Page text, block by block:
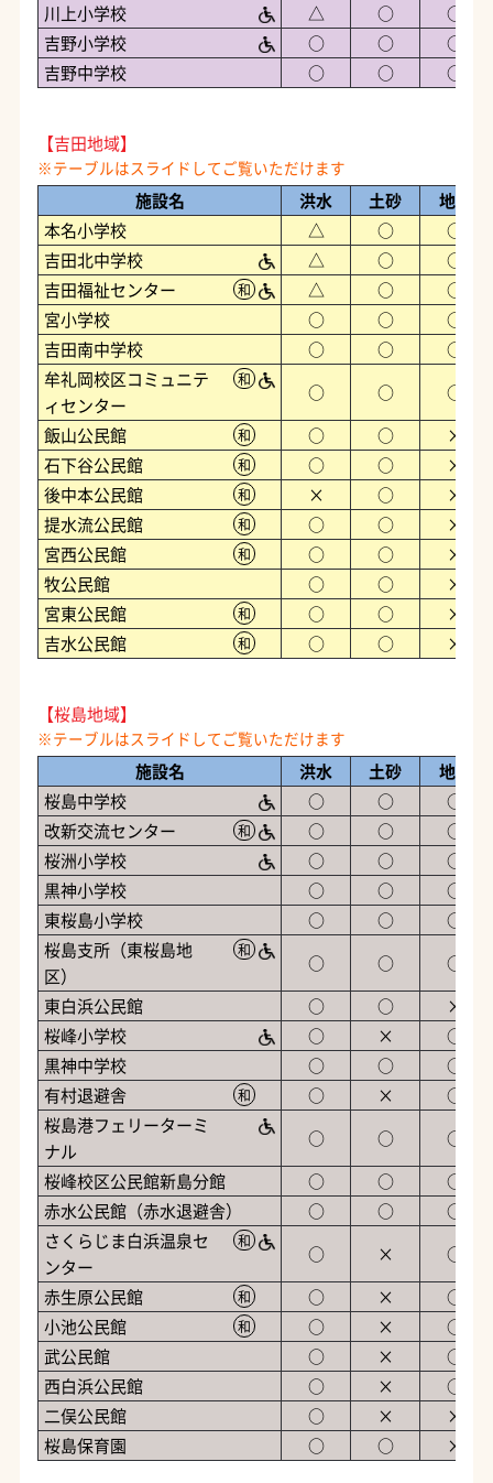
川上小学校
△ ○
○
吉野小学校
○ ○
○
吉野中学校
○ ○ ○
【吉田地域】
施設名 洪水 土砂
地震
本名小学校
△ ○
○
吉田北中学校
△ ○
○
吉田福祉センター
和 △ ○
○
宮小学校
○ ○
○
吉田南中学校
○ ○
○
牟礼岡校区コミュニテ
ィセンター
和
○ ○
○
飯山公民館
和 ○ ○
×
石下谷公民館
和 ○ ○
×
後中本公民館
和 × ○
×
提水流公民館
和 ○ ○
×
宮西公民館
和 ○ ○
×
牧公民館
○ ○
×
宮東公民館
和 ○ ○
×
吉水公民館
和 ○ ○ ×
【桜島地域】
施設名 洪水 土砂
地震
桜島中学校
○ ○
○
改新交流センター
和 ○ ○
○
桜洲小学校
○ ○
○
黒神小学校
○ ○
○
東桜島小学校
○ ○
○
桜島支所（東桜島地
区）
和
○ ○
○
東白浜公民館
○ ○
×
桜峰小学校
○ ×
○
黒神中学校
○ ○
○
有村退避舎
和 ○ ×
○
桜島港フェリーターミ
ナル
○ ○
○
桜峰校区公民館新島分館
○ ○
○
赤水公民館（赤水退避舎）
○ ○
○
さくらじま白浜温泉セ
ンター
和
○ ×
○
赤生原公民館
和 ○ ×
○
小池公民館
和 ○ ×
○
武公民館
○ ×
○
西白浜公民館
○ ×
○
二俣公民館
○ ×
×
桜島保育園
○ ○ ×